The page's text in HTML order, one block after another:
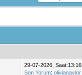
29-07-2026, Saat:13:16
Son Yorum:olivianaylor